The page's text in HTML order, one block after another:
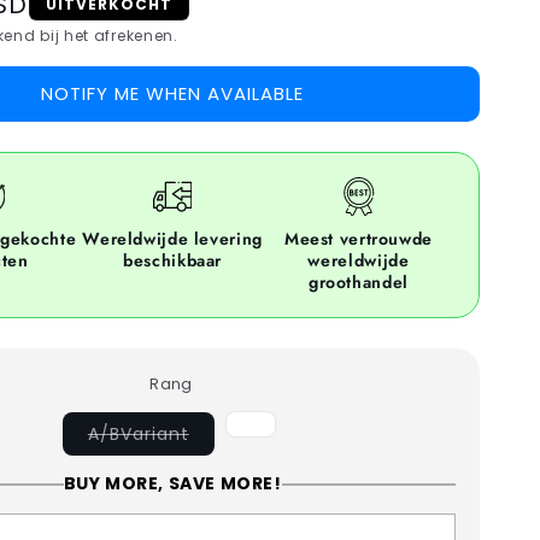
bij het afrekenen.
NOTIFY ME WHEN AVAILABLE
Wereldwijde levering
beschikbaar
Meest vertrouwde
wereldwijde
groothandel
Rang
A/BVariantuitverkocht
of
beschikbaar
BVariant
niet
BUY MORE, SAVE MORE!